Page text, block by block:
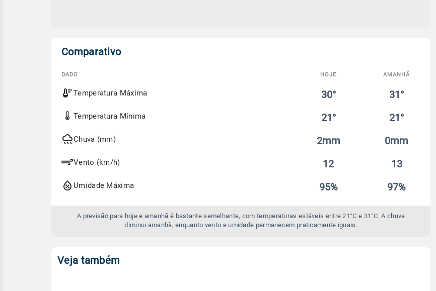
Comparativo
Comparativo
entre
previsão
amanhã
DADO HOJE AMANHÃ
Temperatura Máxima 30° 31°
Temperatura Mínima 21° 21°
Chuva (mm) 2mm 0mm
Vento (km/h) 12 13
Umidade Máxima 95% 97%
A previsão para hoje e amanhã é bastante semelhante, com temperaturas estáveis entre 21°C e 31°C. A chuva
diminui amanhã, enquanto vento e umidade permanecem praticamente iguais.
Veja também